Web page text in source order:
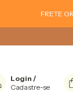
GRÁTIS
Login /
Cadastre-se